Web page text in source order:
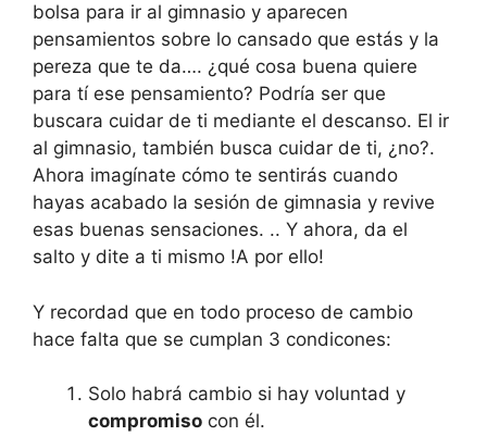
bolsa para ir al gimnasio y aparecen
pensamientos sobre lo cansado que estás y la
pereza que te da…. ¿qué cosa buena quiere
para tí ese pensamiento? Podría ser que
buscara cuidar de ti mediante el descanso. El ir
al gimnasio, también busca cuidar de ti, ¿no?.
Ahora imagínate cómo te sentirás cuando
hayas acabado la sesión de gimnasia y revive
esas buenas sensaciones. .. Y ahora, da el
salto y dite a ti mismo !A por ello!
Y recordad que en todo proceso de cambio
hace falta que se cumplan 3 condicones:
Solo habrá cambio si hay voluntad y
compromiso con él.